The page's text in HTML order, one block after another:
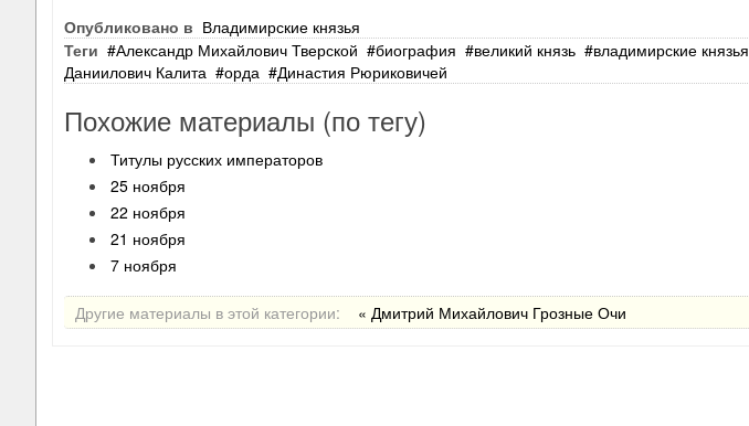
Опубликовано в Владимирские князья
Теги
Александр Михайлович Тверской биография великий князь владимирские князья
Даниилович Калита
орда Династия Рюриковичей
Похожие материалы (по тегу)
Титулы русских императоров
25 ноября
22 ноября
21 ноября
7 ноября
Другие материалы в этой категории: « Дмитрий Михайлович Грозные Очи